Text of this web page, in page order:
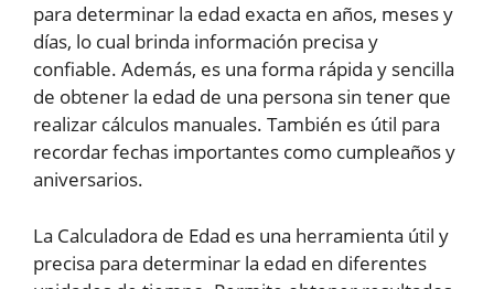
para determinar la edad exacta en años, meses y
días, lo cual brinda información precisa y
confiable. Además, es una forma rápida y sencilla
de obtener la edad de una persona sin tener que
realizar cálculos manuales. También es útil para
recordar fechas importantes como cumpleaños y
aniversarios.
La Calculadora de Edad es una herramienta útil y
precisa para determinar la edad en diferentes